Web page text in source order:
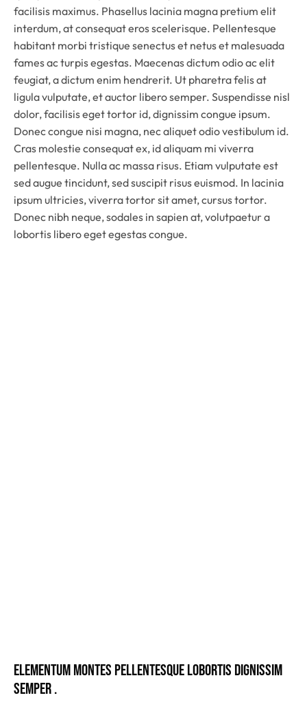
facilisis maximus. Phasellus lacinia magna pretium elit
interdum, at consequat eros scelerisque. Pellentesque
habitant morbi tristique senectus et netus et malesuada
fames ac turpis egestas. Maecenas dictum odio ac elit
feugiat, a dictum enim hendrerit. Ut pharetra felis at
ligula vulputate, et auctor libero semper. Suspendisse nisl
dolor, facilisis eget tortor id, dignissim congue ipsum.
Donec congue nisi magna, nec aliquet odio vestibulum id.
Cras molestie consequat ex, id aliquam mi viverra
pellentesque. Nulla ac massa risus. Etiam vulputate est
sed augue tincidunt, sed suscipit risus euismod. In lacinia
ipsum ultricies, viverra tortor sit amet, cursus tortor.
Donec nibh neque, sodales in sapien at, volutpaetur a
lobortis libero eget egestas congue.
Elementum montes pellentesque lobortis dignissim
semper .